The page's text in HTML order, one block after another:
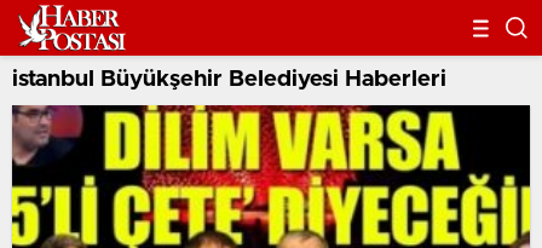
istanbul Büyükşehir Belediyesi Haberleri